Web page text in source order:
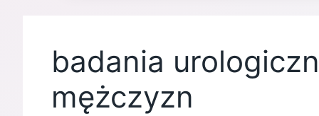
badania
mężczyzn